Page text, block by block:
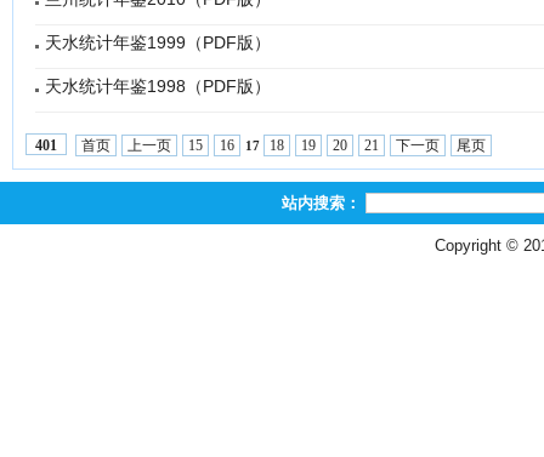
天水统计年鉴1999（PDF版）
天水统计年鉴1998（PDF版）
401 首页 上一页 15 16 17 18 19 20 21 下一页 尾页
站内搜索：
Copyright ©